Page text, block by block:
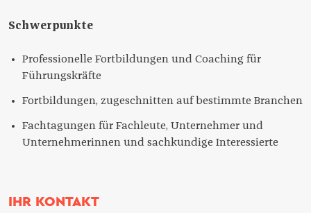
Schwerpunkte
Professionelle Fortbildungen und Coaching für
Führungskräfte
Fortbildungen, zugeschnitten auf bestimmte Branchen
Fachtagungen für Fachleute, Unternehmer und
Unternehmerinnen und sachkundige Interessierte
IHR KONTAKT